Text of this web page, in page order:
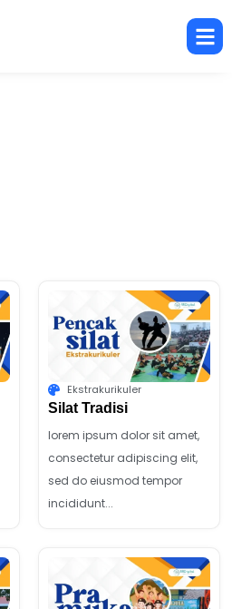
Ekstrakurikuler
Silat Tradisi
lorem ipsum dolor sit amet,
consectetur adipiscing elit,
sed do eiusmod tempor
incididunt...